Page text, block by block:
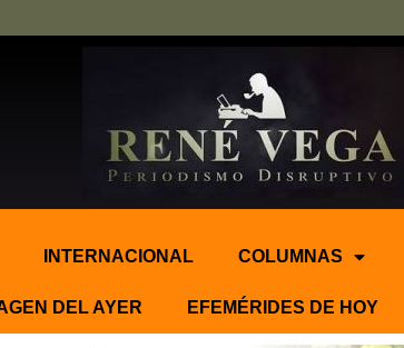
INTERNACIONAL COLUMNAS
DEL AYER EFEMÉRIDES DE HOY